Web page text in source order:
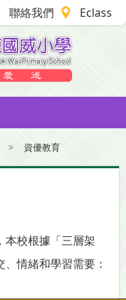
聯絡我們 Eclass
> 資優教育
本校根據「三層架
情緒和學習需要：